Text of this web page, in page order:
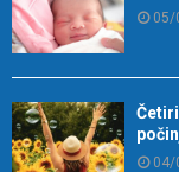
05/
04/